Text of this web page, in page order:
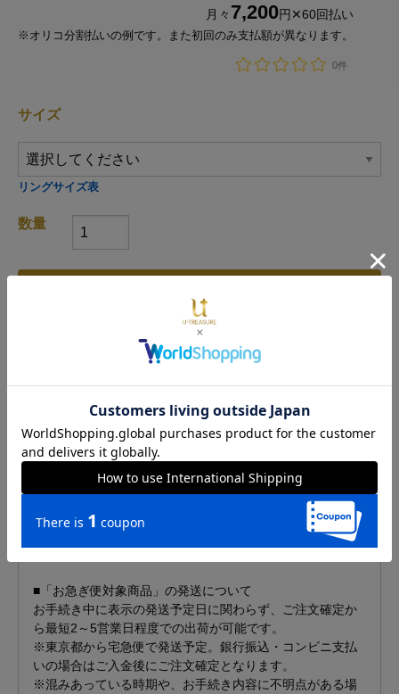
月々 7,200円✕60回払い
※オリコ分割払いの例です。また初回のみ支払額が異なります。
0件
サイズ
リングサイズ表
数量
カートに入れる
店舗で探す
商品説明 仕様
上から見ると、リボンのワンポイントが可愛いシンプルな
デザイン。 石座を横から見ると、両面それぞれに 片耳がピ
ンと立った姿＆両耳が垂れた姿のマイメロディ。
大好きなマイメロディがふたりの幸せをずっと見守ってい
■「お急ぎ便対象商品」の発送について
お手続き中に表示の発送予定日に関わらず、ご注文確定か
ら最短2～5営業日程度での出荷が可能です。
※東京都から宅急便で発送予定。銀行振込・コンビニ支払
いの場合はご入金後にご注文確定となります。
※混みあっている時期や、お手続き内容に不明点がある場